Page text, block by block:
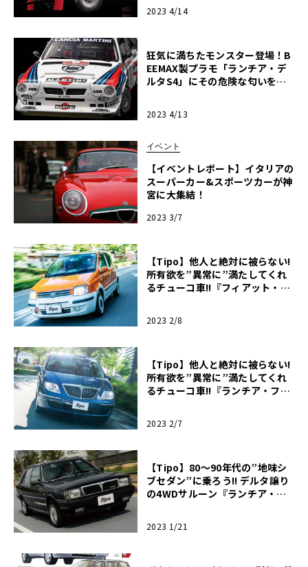
2023 4/14
狂気に満ちたモンスター登場！B
EEMAX製プラモ「ランチア・デ
ルタS4」にその危険な匂いを嗅
2023 4/13
イベント
【イベントレポート】イタリアの
スーパーカー&スポーツカーが神
宮に大集結！
2023 3/7
【Tipo】他人と絶対に被らない!
所有欲を”異常に”満たしてくれ
るチューコ車!!『フィアット・パ
2023 2/8
【Tipo】他人と絶対に被らない!
所有欲を”異常に”満たしてくれ
るチューコ車!!『ランチア・フェ
2023 2/7
【Tipo】80～90年代の”地味シ
ブセダン”に乗ろう!! デルタ譲り
の4WDサルーン『ランチア・プ
2023 1/21